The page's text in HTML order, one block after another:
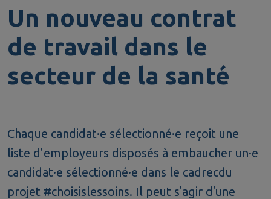
Un nouveau contrat
de travail dans le
secteur de la santé
Chaque candidat·e sélectionné·e reçoit une
liste d’employeurs disposés à embaucher un·e
candidat·e sélectionné·e dans le cadrecdu
projet #choisislessoins. Il peut s'agir d'une